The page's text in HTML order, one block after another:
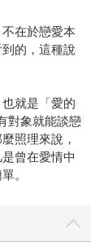
在於戀愛本
的，這種說
就是「愛的
對象就能談戀
照理來說，
曾在愛情中
。